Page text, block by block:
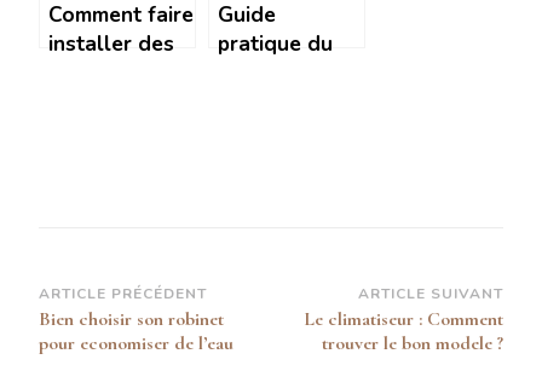
Comment faire
installer des
Guide
pratique du
Navigation
d’article
ARTICLE PRÉCÉDENT
Bien choisir son robinet
pour economiser de l’eau
ARTICLE SUIVANT
Le climatiseur : Comment
trouver le bon modele ?